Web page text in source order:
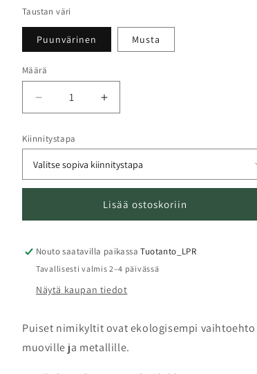
Taustan väri
Puunvärinen Musta
Määrä
Määrä
Vähennä
tuotteen
Nimipinssit
omalla
tekstillä
ja
logolla
Puiset
rintaan
|
määrää
Lisää
tuotteen
omalla
tekstillä
ja
logolla
|
Puiset
rintaan
Rintamerkki
määrää
Kiinnitystapa
Lisää ostoskoriin
Nouto saatavilla paikassaTuotanto_LPR
Tavallisesti valmis 2–4 päivässä
Näytä kaupan tiedot
Puiset nimikyltit ovat ekologisempi vaihtoehto
muoville ja metallille.